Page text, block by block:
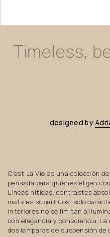
Timeless,
designed by
C'est La Vie es una colección
pensada para quienes eligen
Líneas nítidas, contrastes
matices superfluos, solo
interiores no se limitan a
con elegancia y consciencia.
dos lámparas de suspensión